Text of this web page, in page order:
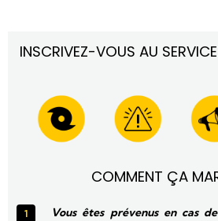
INSCRIVEZ-VOUS AU
COMMENT ÇA
Vous êtes prévenus en cas